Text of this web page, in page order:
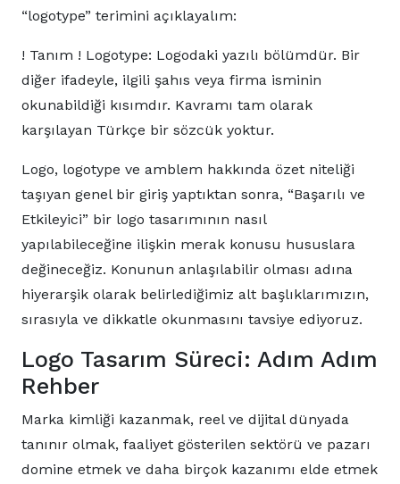
“logotype” terimini açıklayalım:
! Tanım ! Logotype: Logodaki yazılı bölümdür. Bir
diğer ifadeyle, ilgili şahıs veya firma isminin
okunabildiği kısımdır. Kavramı tam olarak
karşılayan Türkçe bir sözcük yoktur.
Logo, logotype ve amblem hakkında özet niteliği
taşıyan genel bir giriş yaptıktan sonra, “Başarılı ve
Etkileyici” bir logo tasarımının nasıl
yapılabileceğine ilişkin merak konusu hususlara
değineceğiz. Konunun anlaşılabilir olması adına
hiyerarşik olarak belirlediğimiz alt başlıklarımızın,
sırasıyla ve dikkatle okunmasını tavsiye ediyoruz.
Logo Tasarım Süreci: Adım Adım
Rehber
Marka kimliği kazanmak, reel ve dijital dünyada
tanınır olmak, faaliyet gösterilen sektörü ve pazarı
domine etmek ve daha birçok kazanımı elde etmek